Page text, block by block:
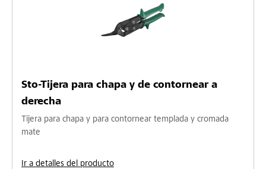
Sto-Tijera para chapa y de contornear a
derecha
Tijera para chapa y para contornear templada y cromada
mate
Ir a detalles del producto